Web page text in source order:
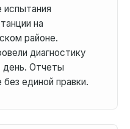
испытания
на
районе.
диагностику
день. Отчеты
единой правки.